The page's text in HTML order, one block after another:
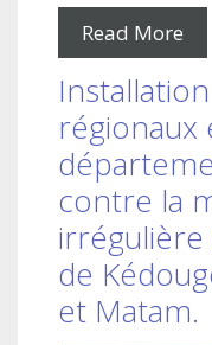
Read More
régionaux
contre la
irrégulière
de
et Matam.